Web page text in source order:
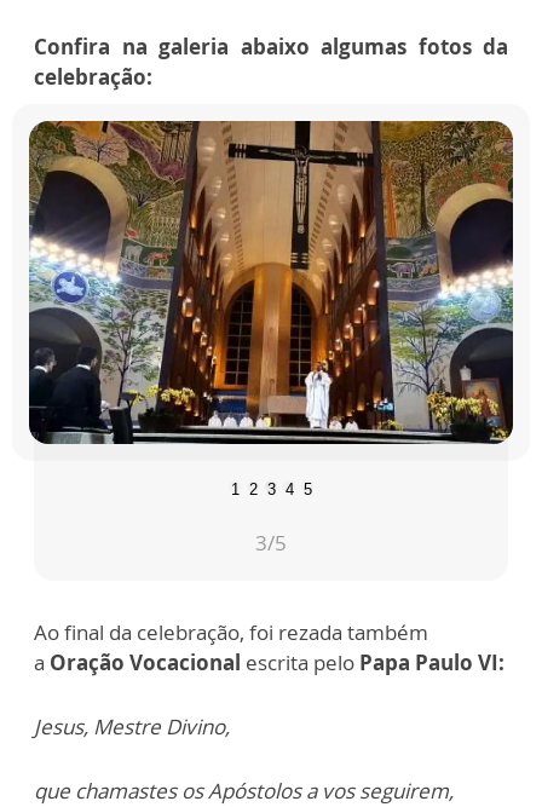
Confira na galeria abaixo algumas fotos da
celebração:
1 2 3 4 5
3/5
Ao final da celebração, foi rezada também
a Oração Vocacional escrita pelo Papa Paulo VI:
Jesus, Mestre Divino,
que chamastes os Apóstolos a vos seguirem,